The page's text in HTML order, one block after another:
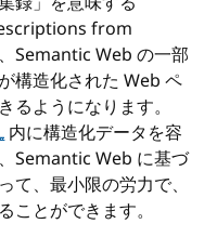
from
Semantic Web の一部
構造化された Web ペ
るようになります。
内に構造化データを容
Semantic Web に基づ
て、最小限の労力で、
ことができます。